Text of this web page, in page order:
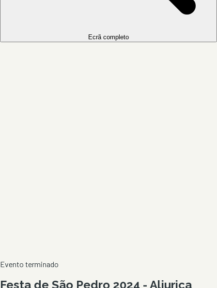
Ecrã completo
Evento terminado
Festa de São Pedro 2024 - Aljuriça